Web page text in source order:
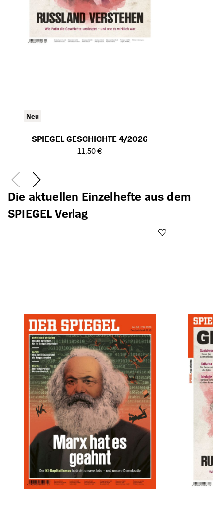
Neu
SPIEGEL GESCHICHTE 4/2026
Öffnet die Detailseite des Produkts
11,50 €
Die aktuellen Einzelhefte aus dem
SPIEGEL Verlag